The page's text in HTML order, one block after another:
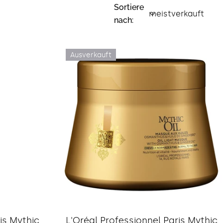
Sortiere
nach:
Mythic
Ausverkauft
Typ:
L'Oréal Professionnel Paris Mythic